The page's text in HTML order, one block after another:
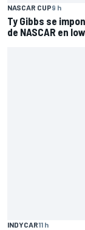
NASCAR CUP9 h
Ty Gibbs se
de NASCAR en
INDYCAR11 h